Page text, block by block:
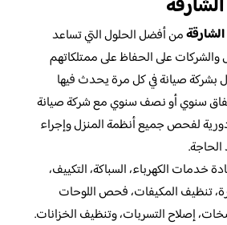
من أفضل الحلول التي تساعد
والشركات على الحفاظ على ممتلكاتهم
بشركة صيانة في كل مرة يحدث فيها
سنوي أو نصف سنوي مع شركة صيانة
لفحص جميع أنظمة المنزل وإجراء
الحاجة.
خدمات الكهرباء، السباكة، التكييف،
تنظيف المكيفات، فحص اللوحات
إصلاح التسربات، وتنظيف الخزانات.